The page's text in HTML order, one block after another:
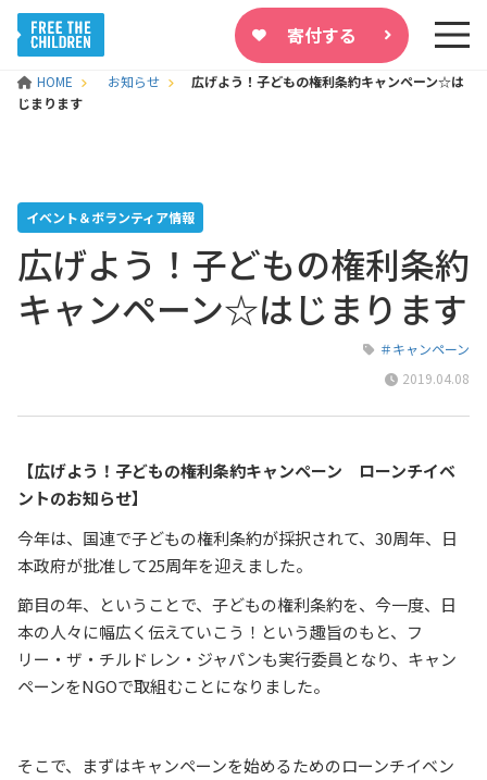
寄付する
HOME お知らせ
広げよう！子どもの権利条約キャンペーン☆は
じまります
イベント＆ボランティア情報
広げよう！子どもの権利条約
キャンペーン☆はじまります
＃キャンペーン
2019.04.08
【広げよう！子どもの権利条約キャンペーン ローンチイベ
ントのお知らせ】
今年は、国連で子どもの権利条約が採択されて、30周年、日
本政府が批准して25周年を迎えました。
節目の年、ということで、子どもの権利条約を、今一度、日
本の人々に幅広く伝えていこう！という趣旨のもと、フ
リー・ザ・チルドレン・ジャパンも実行委員となり、キャン
ペーンをNGOで取組むことになりました。
そこで、まずはキャンペーンを始めるためのローンチイベン